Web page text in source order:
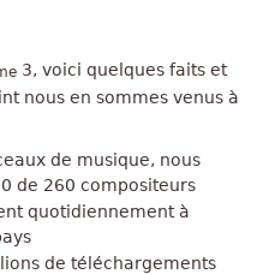
3, voici quelques faits et
nous en sommes venus à
de musique, nous
de 260 compositeurs
quotidiennement à
de téléchargements